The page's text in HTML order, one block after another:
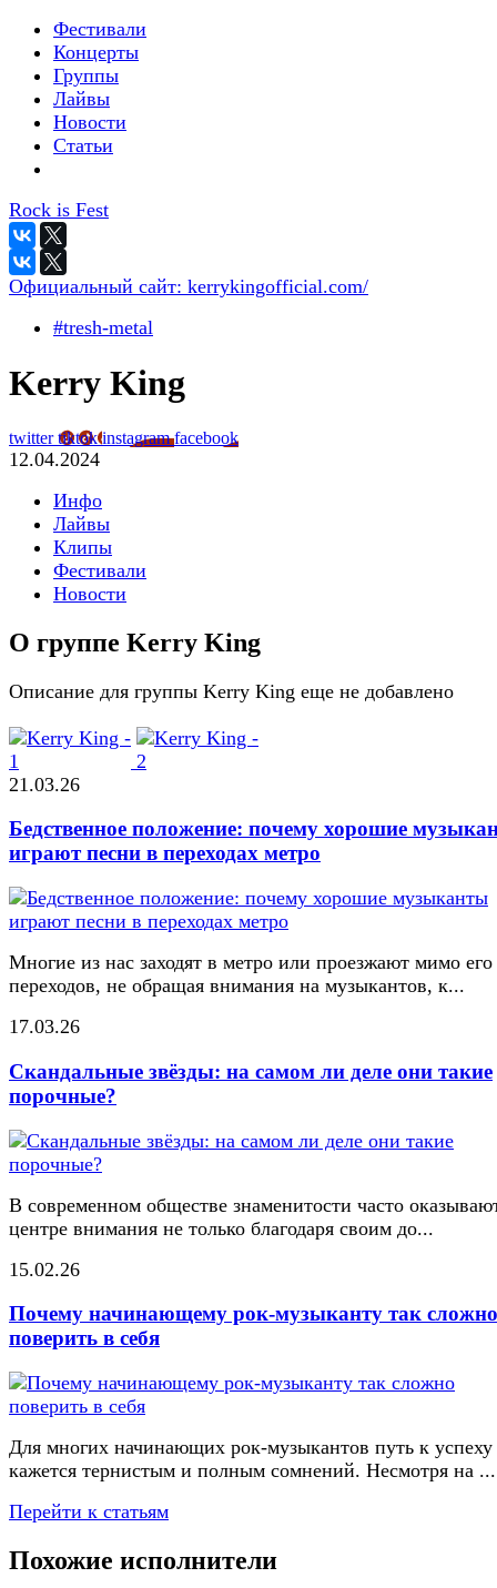
Фестивали
Концерты
Группы
Лайвы
Новости
Статьи
Rock is Fest
Официальный сайт: kerrykingofficial.com/
#tresh-metal
Kerry King
twittertiktokinstagramfacebook
12.04.2024
Инфо
Лайвы
Клипы
Фестивали
Новости
О группе Kerry King
Описание для группы Kerry King еще не добавлено
21.03.26
Бедственное положение: почему хорошие
играют песни в переходах метро
Многие из нас заходят в метро или проезжают мимо его
переходов, не обращая внимания на музыкантов, к...
17.03.26
Скандальные звёзды: на самом ли деле они такие
порочные?
В современном обществе знаменитости часто
центре внимания не только благодаря своим до...
15.02.26
Почему начинающему рок-музыканту так сложно
поверить в себя
Для многих начинающих рок-музыкантов путь к успеху
кажется тернистым и полным сомнений. Несмотря на ...
Перейти к статьям
Похожие исполнители